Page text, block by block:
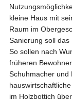
kleine Haus mit
Raum im
Sanierung soll das
So sollen nach
früheren
Schuhmacher und
im Holzbottich